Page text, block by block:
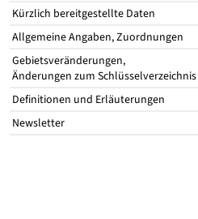
Kürzlich bereitgestellte Daten
Allgemeine Angaben, Zuordnungen
Gebietsveränderungen,
Änderungen zum Schlüsselverzeichnis
Definitionen und Erläuterungen
Newsletter